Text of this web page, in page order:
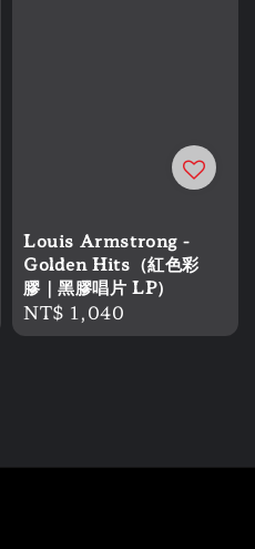
Louis Armstrong -
Golden Hits（紅色彩
膠｜黑膠唱片 LP）
Regular
price
NT$ 1,040